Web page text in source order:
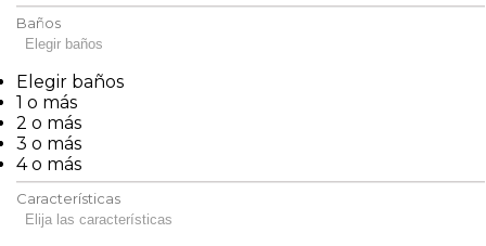
Baños
Elegir baños
Elegir baños
1 o más
2 o más
3 o más
4 o más
Características
Elija las características